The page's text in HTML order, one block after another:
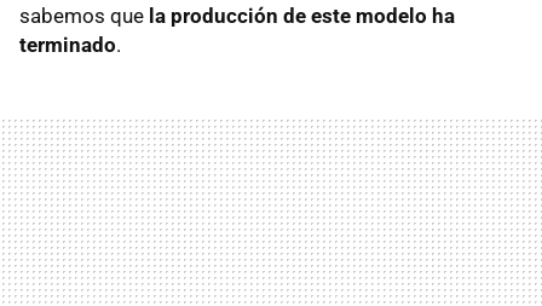
sabemos que la producción de este modelo ha
terminado.